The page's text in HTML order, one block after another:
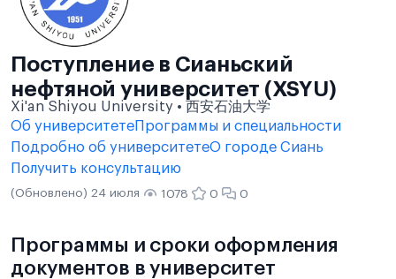
Поступление в Сианьский
нефтяной университет (XSYU)
Xi'an Shiyou University • 西安石油大学
Об университетеПрограммы и специальности
Подробно об университетеО городе Сиань
Получить консультацию
(Обновлено) 24 июля 1078 0 0
Программы и сроки оформления
документов в университет